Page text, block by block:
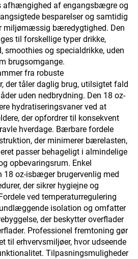
afhængighed af engangsbægre og
besparelser og samtidig
miljømæssig bæredygtighed. Den
til forskellige typer drikke,
smoothies og specialdrikke, uden
brugsomgange.
fra robuste
der tåler daglig brug, utilsigtet fald
uden nedbrydning. Den 18 oz-
hydratiseringsvaner ved at
der opfordrer til konsekvent
hverdage. Bærbare fordele
der minimerer bærelasten,
passer behageligt i almindelige
opbevaringsrum. Enkel
18 oz-isbæger brugervenlig med
der sikrer hygiejne og
ved temperaturregulering
isolation og omfatter
der beskytter overflader
Professionel fremtoning gør
til erhvervsmiljøer, hvor udseende
Tilpasningsmuligheder